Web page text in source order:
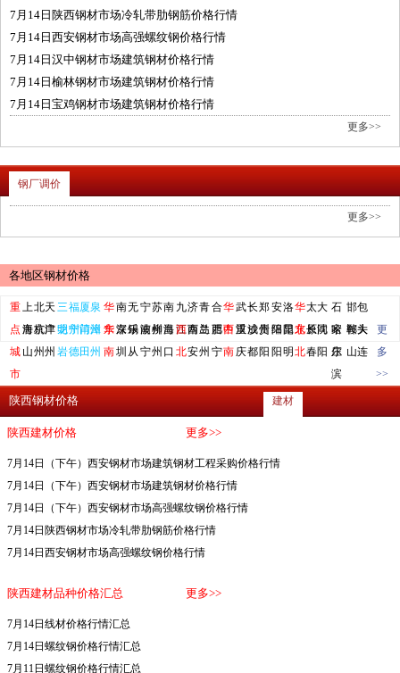
7月14日陕西钢材市场冷轧带肋钢筋价格行情
7月14日西安钢材市场高强螺纹钢价格行情
7月14日汉中钢材市场建筑钢材价格行情
7月14日榆林钢材市场建筑钢材价格行情
7月14日宝鸡钢材市场建筑钢材价格行情
更多>>
钢厂调价
更多>>
各地区钢材价格
重
点
城
市
上
海
北
京
天
津
唐
山
杭
州
广
州
三
明
福
州
厦
门
泉
州
龙
岩
宁
德
莆
田
漳
州
华
东
南
京
无
锡
宁
波
苏
州
南
昌
九
江
济
南
青
岛
合
肥
华
中
武
汉
长
沙
郑
州
安
阳
洛
阳
华
北
太
原
大
同
石
家
庄
邯
郸
包
头
华
南
深
圳
乐
从
南
宁
柳
州
海
口
西
北
西
安
兰
州
西
宁
西
南
重
庆
成
都
贵
阳
绵
阳
昆
明
东
北
长
春
沈
阳
哈
尔
滨
鞍
山
大
连
更
多
>>
陕西钢材价格 建材
陕西建材价格 更多>>
7月14日（下午）西安钢材市场建筑钢材工程采购价格行情
7月14日（下午）西安钢材市场建筑钢材价格行情
7月14日（下午）西安钢材市场高强螺纹钢价格行情
7月14日陕西钢材市场冷轧带肋钢筋价格行情
7月14日西安钢材市场高强螺纹钢价格行情
陕西建材品种价格汇总 更多>>
7月14日线材价格行情汇总
7月14日螺纹钢价格行情汇总
7月11日螺纹钢价格行情汇总